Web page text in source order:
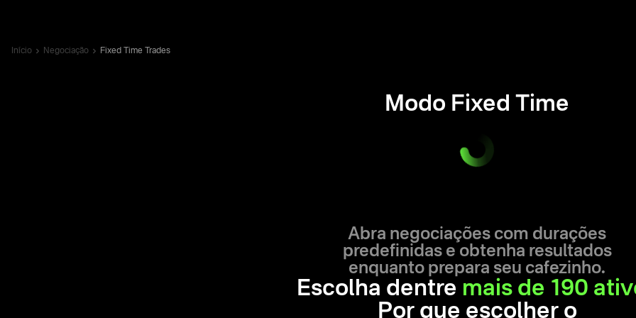
Início Negociação Fixed Time Trades
Modo Fixed Time
Abra negociações com durações
predefinidas e obtenha resultados
enquanto prepara seu cafezinho.
Escolha dentre mais de 190
Por que escolher o